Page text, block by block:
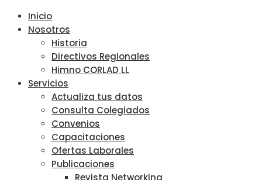
Inicio
Nosotros
Historia
Directivos Regionales
Himno CORLAD LL
Servicios
Actualiza tus datos
Consulta Colegiados
Convenios
Capacitaciones
Ofertas Laborales
Publicaciones
Revista Networking